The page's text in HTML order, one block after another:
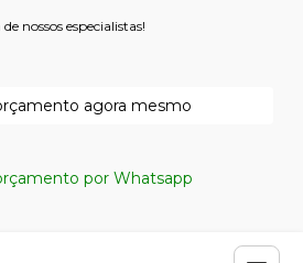
nossos especialistas!
agora mesmo
por Whatsapp